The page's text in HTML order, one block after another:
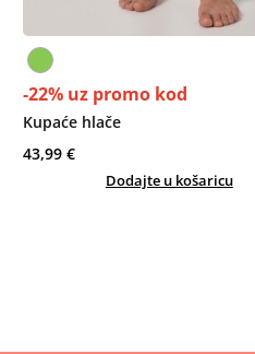
-22% uz promo kod
Kupaće hlače
43,99 €
Dodajte u košaricu